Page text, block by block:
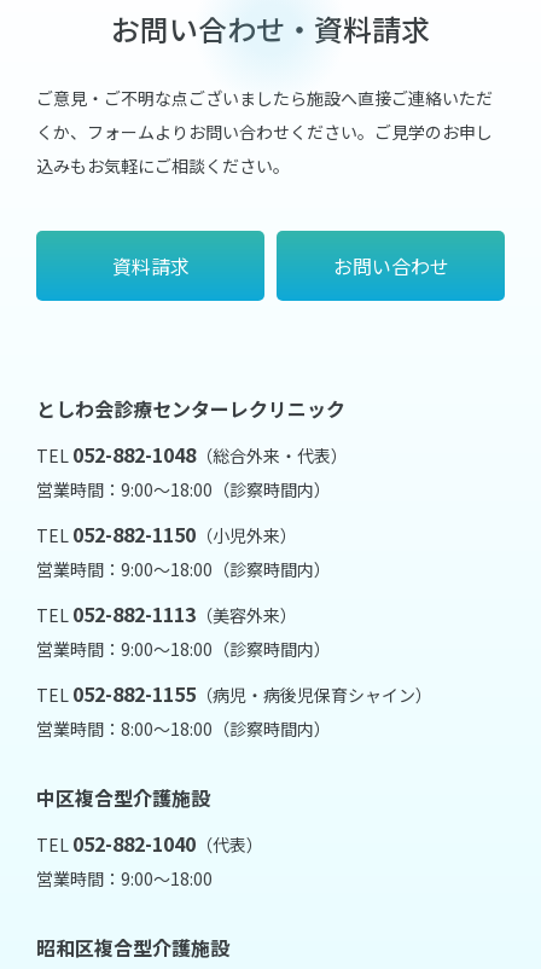
お問い合わせ・資料請求
ご意見・ご不明な点ございましたら施設へ直接ご連絡いただ
くか、フォームよりお問い合わせください。 ご見学のお申し
込みもお気軽にご相談ください。
資料請求 お問い合わせ
としわ会診療センターレクリニック
TEL 052-882-1048（総合外来・代表）
営業時間：9:00～18:00（診察時間内）
TEL 052-882-1150 （小児外来）
営業時間：9:00～18:00（診察時間内）
TEL 052-882-1113 （美容外来）
営業時間：9:00～18:00（診察時間内）
TEL 052-882-1155 （病児・病後児保育シャイン）
営業時間：8:00～18:00（診察時間内）
中区複合型介護施設
TEL 052-882-1040 （代表）
営業時間：9:00～18:00
昭和区複合型介護施設